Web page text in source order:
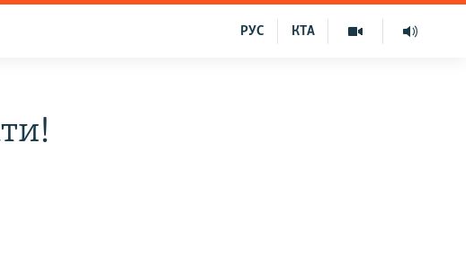
КТА
РУС